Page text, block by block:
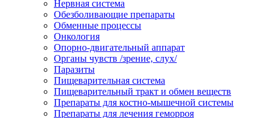
Нервная система
Обезболивающие препараты
Обменные процессы
Онкология
Опорно-двигательный аппарат
Органы чувств /зрение, слух/
Паразиты
Пищеварительная система
Пищеварительный тракт и обмен веществ
Препараты для костно-мышечной системы
Препараты для лечения геморроя